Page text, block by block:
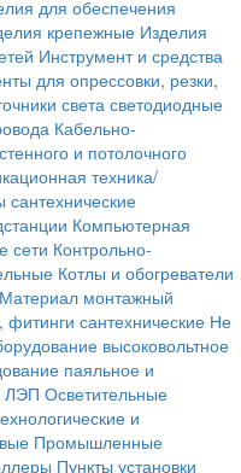
для обеспечения
крепежные Изделия
Инструмент и средства
для опрессовки, резки,
света светодиодные
Кабельно-
и потолочного
техника/
Компьютерная
сети Контрольно-
Котлы и обогреватели
Материал монтажный
сантехнические Не
высоковольтное
паяльное и
ЛЭП Осветительные
и
Промышленные
Пункты установки